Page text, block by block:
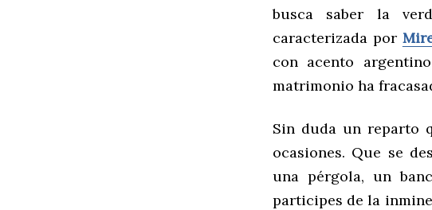
busca saber la
caracterizada por
con acento
matrimonio ha
Sin duda un reparto
ocasiones. Que se
una pérgola, un
participes de la